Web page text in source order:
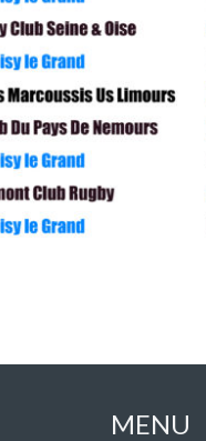
MENU